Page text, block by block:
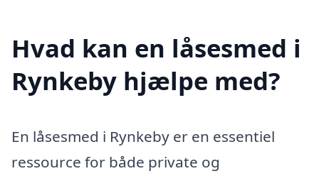
Hvad kan en låsesmed i
Rynkeby hjælpe med?
En låsesmed i Rynkeby er en essentiel
ressource for både private og